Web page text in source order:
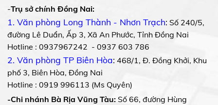
-Trụ sở chính Đồng Nai:
1. Văn phòng Long Thành - Nhơn Trạch: Số 240/5,
đường Lê Duẩn, Ấp 3, Xã An Phước, Tỉnh Đồng Nai
Hotline : 0937967242 - 0937 603 786
2. Văn phòng TP Biên Hòa: 468/1, Đ. Đồng Khởi, Khu
phố 3, Biên Hòa, Đồng Nai
Hotline : 0919 996113 (Ms Quyên)
-Chi nhánh Bà Rịa Vũng Tàu: Số 66, đường Hùng